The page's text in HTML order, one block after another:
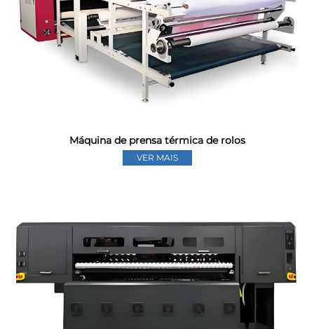
Máquina de prensa térmica de rolos
VER MAIS